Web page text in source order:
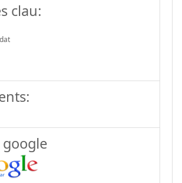
clau:
google